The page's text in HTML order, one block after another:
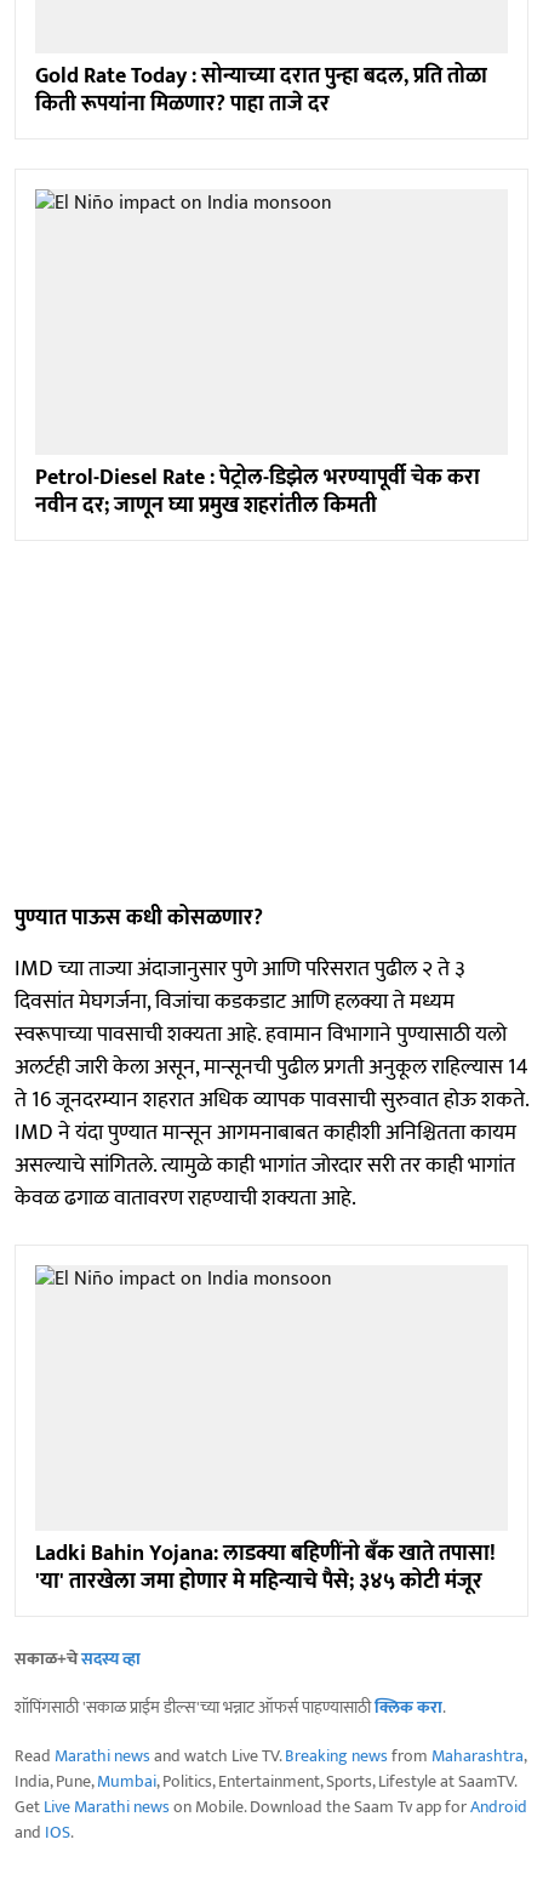
Gold Rate Today : सोन्याच्या दरात पुन्हा बदल, प्रति तोळा
किती रूपयांना मिळणार? पाहा ताजे दर
Petrol-Diesel Rate : पेट्रोल-डिझेल भरण्यापूर्वी चेक करा
नवीन दर; जाणून घ्या प्रमुख शहरांतील किमती
पुण्यात पाऊस कधी कोसळणार?
IMD च्या ताज्या अंदाजानुसार पुणे आणि परिसरात पुढील २ ते ३
दिवसांत मेघगर्जना, विजांचा कडकडाट आणि हलक्या ते मध्यम
स्वरूपाच्या पावसाची शक्यता आहे. हवामान विभागाने पुण्यासाठी यलो
अलर्टही जारी केला असून, मान्सूनची पुढील प्रगती अनुकूल राहिल्यास 14
ते 16 जूनदरम्यान शहरात अधिक व्यापक पावसाची सुरुवात होऊ शकते.
IMD ने यंदा पुण्यात मान्सून आगमनाबाबत काहीशी अनिश्चितता कायम
असल्याचे सांगितले. त्यामुळे काही भागांत जोरदार सरी तर काही भागांत
केवळ ढगाळ वातावरण राहण्याची शक्यता आहे.
Ladki Bahin Yojana: लाडक्या बहिणींनो बँक खाते तपासा!
'या' तारखेला जमा होणार मे महिन्याचे पैसे; ३४५ कोटी मंजूर
सकाळ+चेसदस्य व्हा
शॉपिंगसाठी 'सकाळ प्राईम डील्स'च्या भन्नाट ऑफर्स पाहण्यासाठीक्लिक करा.
Read Marathi newsand watch Live TV.Breaking newsfrom Maharashtra,
India, Pune,Mumbai, Politics, Entertainment, Sports, Lifestyle at SaamTV.
GetLive Marathi newson Mobile. Download the Saam Tv app forAndroid
and IOS.